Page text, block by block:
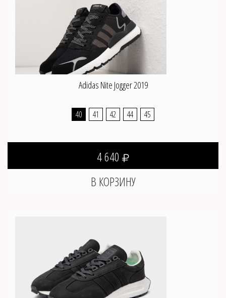
Adidas Nite Jogger 2019
40 41 42 44 45
4 640